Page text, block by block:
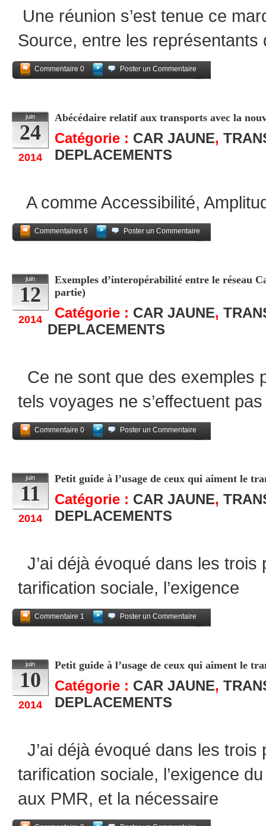
Une réunion s’est tenue ce
Source, entre les représentants
Commentaire 0
Poster un Commentaire
juin
24
2014
Abécédaire relatif aux transports avec la
Catégorie : CAR JAUNE,
DEPLACEMENTS
A comme Accessibilité,
Commentaires 6
Poster un Commentaire
juin
12
2014
Exemples d’interopérabilité entre le réseau
partie)
Catégorie : CAR JAUNE,
DEPLACEMENTS
Ce ne sont que des exemples
tels voyages ne s’effectuent
Commentaire 0
Poster un Commentaire
juin
11
2014
Petit guide à l’usage de ceux qui aiment le
Catégorie : CAR JAUNE,
DEPLACEMENTS
J’ai déjà évoqué dans les
tarification sociale, l’exigence
Commentaire 1
Poster un Commentaire
juin
10
2014
Petit guide à l’usage de ceux qui aiment le
Catégorie : CAR JAUNE,
DEPLACEMENTS
J’ai déjà évoqué dans les
tarification sociale, l’exigence
aux PMR, et la nécessaire